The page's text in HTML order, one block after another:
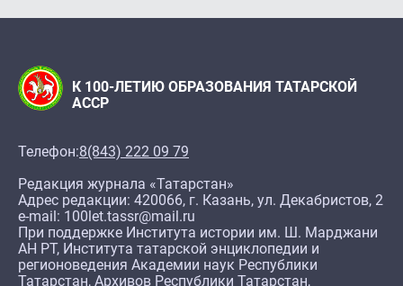
К 100-ЛЕТИЮ ОБРАЗОВАНИЯ ТАТАРСКОЙ
АССР
Телефон:8(843) 222 09 79
Редакция журнала «Татарстан»
Адрес редакции: 420066, г. Казань, ул. Декабристов, 2
e-mail: 100let.tassr@mail.ru
При поддержке Института истории им. Ш. Марджани
АН РТ, Института татарской энциклопедии и
регионоведения Академии наук Республики
Татарстан, Архивов Республики Татарстан,